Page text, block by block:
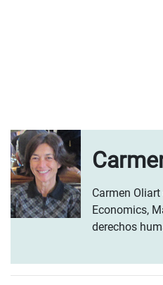
Carmen
Economics,
derechos